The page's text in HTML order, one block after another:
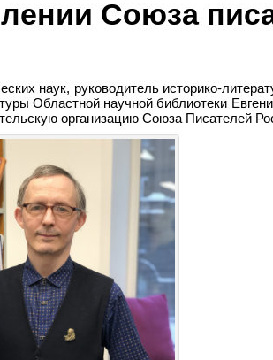
Союза
наук, руководитель историко-
Областной научной библиотеки
организацию Союза Писателей